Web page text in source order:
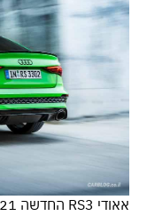
אאודי RS3 החדשה 2021